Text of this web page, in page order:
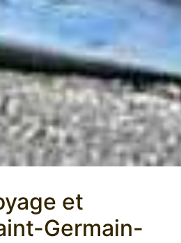
et
Germain-